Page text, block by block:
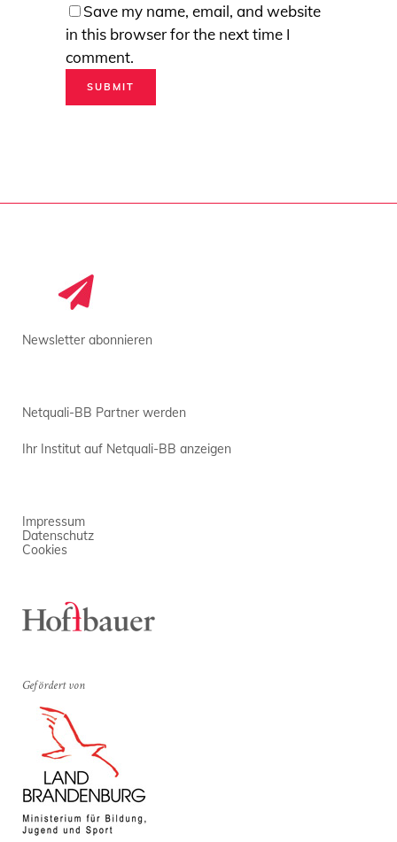
Save my name, email, and website
in this browser for the next time I
comment.
Newsletter abonnieren
Netquali-BB Partner werden
Ihr Institut auf Netquali-BB anzeigen
Impressum
Datenschutz
Cookies
Gefördert von